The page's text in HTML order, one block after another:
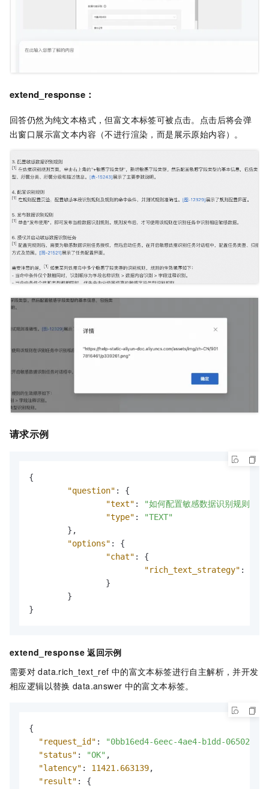
extend_response：
回答仍然为纯文本格式，但富文本标签可被点击。点击后将会弹
出窗口展示富文本内容（不进行渲染，而是展示原始内容）。
请求示例
{
"question" :
{
"text" : "如何配置敏感数据识别规则？"
"type" :
"TEXT"
} ,
"options" :
{
"chat" :
{
"rich_text_strategy" :
}
}
}
extend_response 返回示例
需要对 data.rich_text_ref 中的富文本标签进行自主解析，并开发
相应逻辑以替换 data.answer 中的富文本标签。
{
"request_id" :
"0bb16ed4-6eec-4ae4-b1dd-
"status" : "OK" ,
"latency" : 11421.663139,
"result" : {